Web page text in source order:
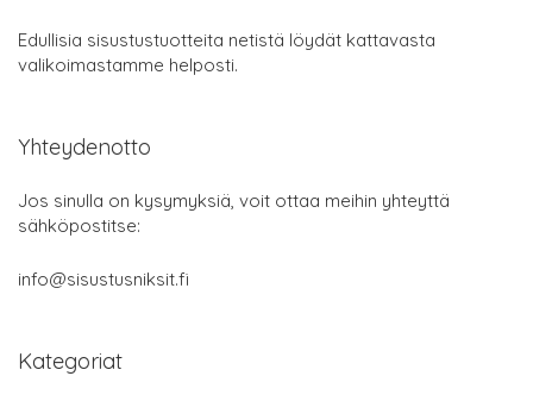
Edullisia sisustustuotteita netistä löydät kattavasta
valikoimastamme helposti.
Yhteydenotto
Jos sinulla on kysymyksiä, voit ottaa meihin yhteyttä
sähköpostitse:
info@sisustusniksit.fi
Kategoriat